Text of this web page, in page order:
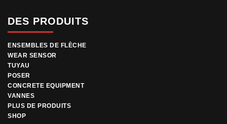
DES PRODUITS
ENSEMBLES DE FLÈCHE
WEAR SENSOR
TUYAU
POSER
CONCRETE EQUIPMENT
VANNES
PLUS DE PRODUITS
SHOP